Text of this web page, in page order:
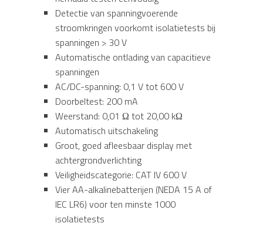
Detectie van spanningvoerende
stroomkringen voorkomt isolatietests bij
spanningen > 30 V
Automatische ontlading van capacitieve
spanningen
AC/DC-spanning: 0,1 V tot 600 V
Doorbeltest: 200 mA
Weerstand: 0,01 Ω tot 20,00 kΩ
Automatisch uitschakeling
Groot, goed afleesbaar display met
achtergrondverlichting
Veiligheidscategorie: CAT IV 600 V
Vier AA-alkalinebatterijen (NEDA 15 A of
IEC LR6) voor ten minste 1000
isolatietests